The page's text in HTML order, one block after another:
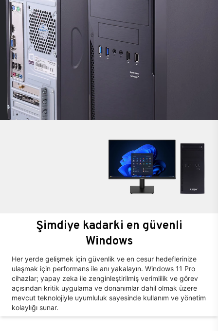
Şimdiye kadarki en güvenli
Windows
Her yerde gelişmek için güvenlik ve en cesur hedeflerinize
ulaşmak için performans ile anı yakalayın. Windows 11 Pro
cihazlar; yapay zeka ile zenginleştirilmiş verimlilik ve görev
açısından kritik uygulama ve donanımlar dahil olmak üzere
mevcut teknolojiyle uyumluluk sayesinde kullanım ve yönetim
kolaylığı sunar.